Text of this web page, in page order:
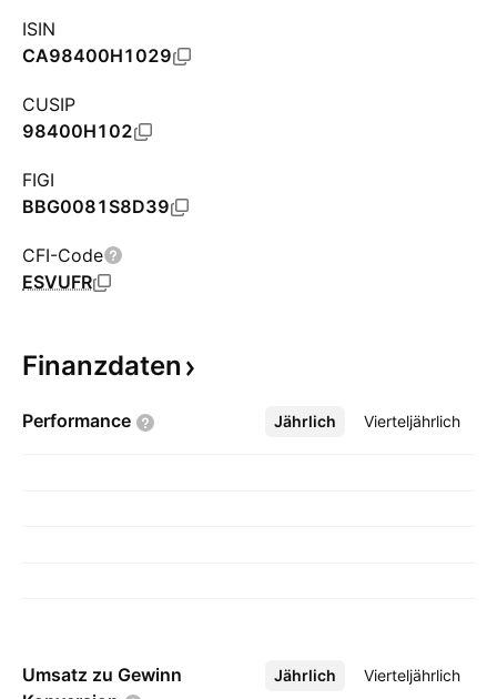
ISIN
CA98400H1029
CUSIP
98400H102
FIGI
BBG0081S8D39
CFI-Code
ESVUFR
Finanzdaten
Performance Jährlich Vierteljährlich
Mehr
Umsatz zu Gewinn
Jährlich Vierteljährlich
Mehr